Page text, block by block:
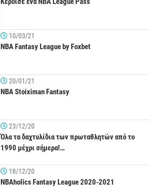
10/03/21
NBA Fantasy League by Foxbet
20/01/21
NBA Stoiximan Fantasy
23/12/20
Όλα τα δαχτυλίδια των πρωταθλητών από το
1990 μέχρι σήμερα!…
18/12/20
NBAholics Fantasy League 2020-2021